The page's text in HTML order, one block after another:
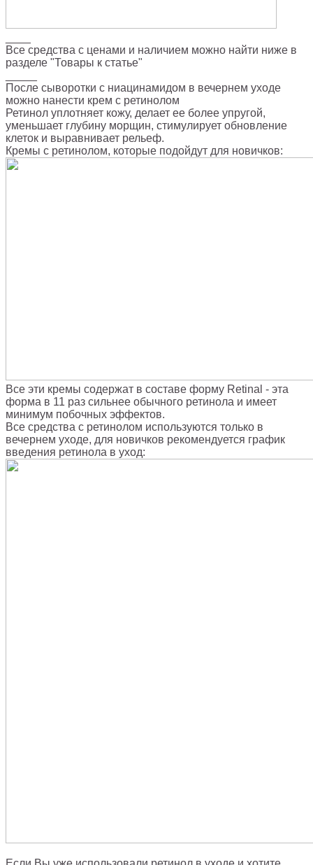
Все средства с ценами и наличием можно найти ниже в
разделе "Товары к статье"
После сыворотки с ниацинамидом в вечернем уходе
можно нанести крем с ретинолом
Ретинол уплотняет кожу, делает ее более упругой,
уменьшает глубину морщин, стимулирует обновление
клеток и выравнивает рельеф.
Кремы с ретинолом, которые подойдут для новичков:
Все эти кремы содержат в составе форму Retinal - эта
форма в 11 раз сильнее обычного ретинола и имеет
минимум побочных эффектов.
Все средства с ретинолом используются только в
вечернем уходе, для новичков рекомендуется график
введения ретинола в уход: